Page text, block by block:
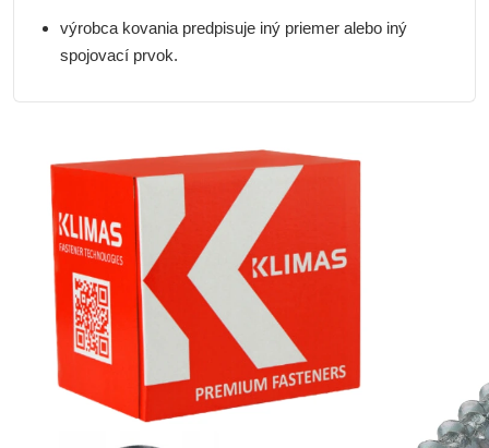
výrobca kovania predpisuje iný priemer alebo iný
spojovací prvok.